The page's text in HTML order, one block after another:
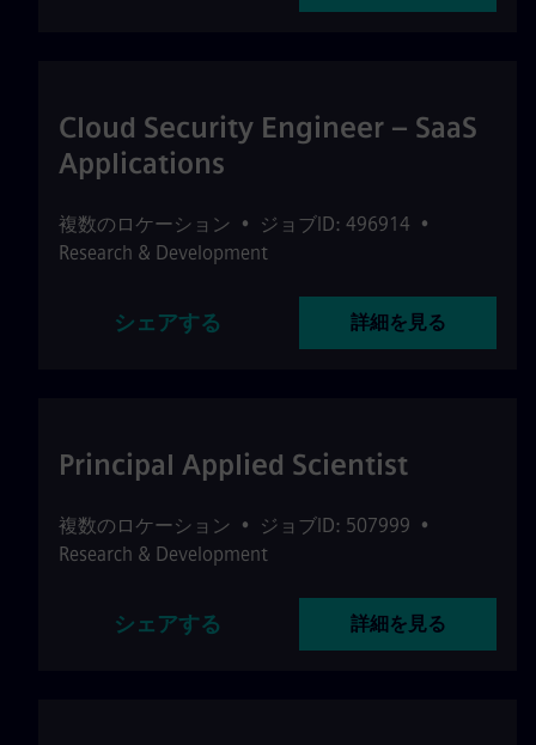
Cloud Security Engineer – SaaS
Applications
複数のロケーション • ジョブID: 496914 •
Research & Development
シェアする 詳細を見る
Principal Applied Scientist
複数のロケーション • ジョブID: 507999 •
Research & Development
シェアする 詳細を見る